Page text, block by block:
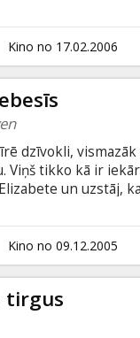
savu mūža
no sevis paša.
Kino no 17.02.2006
dzīvokli,
Viņš tikko kā ir
un uzstāj,
nelīdz, jo viņa
piezīmes par
pārliecināts, ka
Kino no 09.12.2005
tirgus